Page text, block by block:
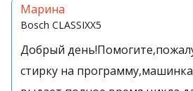
Марина
Bosch CLASSIXX5
Добрый
стирку на